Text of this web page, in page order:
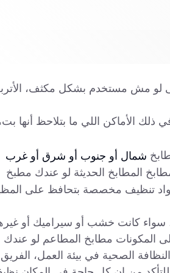
لو مش مستخدم بشكل مكثف،
الأماكن اللي ما بتلاحظ أنها بت،
شمال أو جنوب أو شرق أو غرب
المطابخ الحديثة لو عندك مطبخ
تنظيف مخصصة بتحافظ على
سواء كانت خشب أو سيراميك أو
مطابخ المطاعم لو عندك
الصحية في بيئة العمل، الفريق